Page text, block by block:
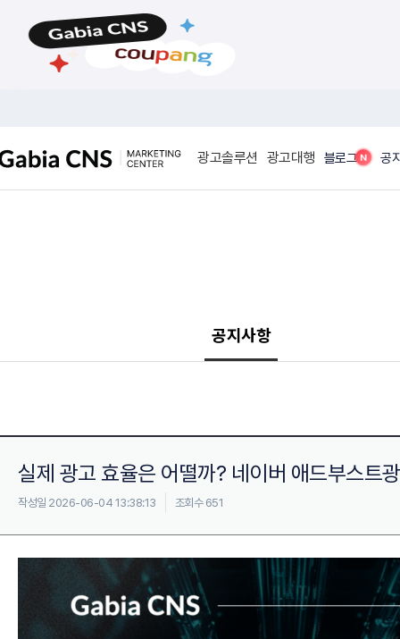
광고솔루션 광고대행 블로그N 공
공지사항
실제 광고 효율은 어떨까? 네이버 애드부스트
작성일 2026-06-04 13:38:13 조회수 651